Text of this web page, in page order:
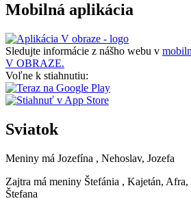
Mobilná aplikácia
Sledujte informácie z nášho webu v
V OBRAZE.
Voľne k stiahnutiu:
Sviatok
Meniny má Jozefína , Nehoslav, Jozefa
Zajtra má meniny Štefánia , Kajetán,
Štefana